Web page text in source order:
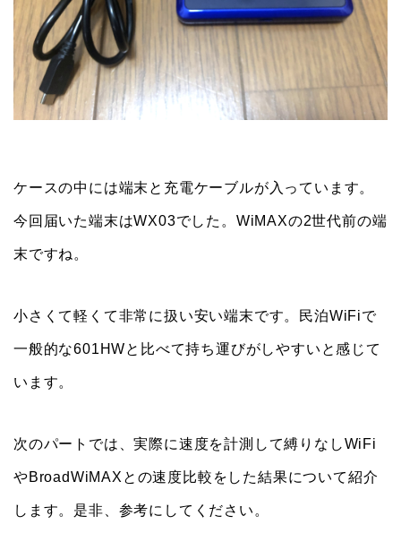
ケースの中には端末と充電ケーブルが入っています。
今回届いた端末はWX03でした。WiMAXの2世代前の端
末ですね。
小さくて軽くて非常に扱い安い端末です。民泊WiFiで
一般的な601HWと比べて持ち運びがしやすいと感じて
います。
次のパートでは、実際に速度を計測して縛りなしWiFi
やBroadWiMAXとの速度比較をした結果について紹介
します。是非、参考にしてください。